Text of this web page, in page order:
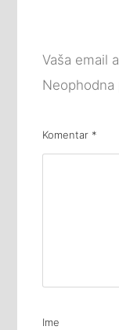
Vaša email
Neophodna
Komentar *
Ime